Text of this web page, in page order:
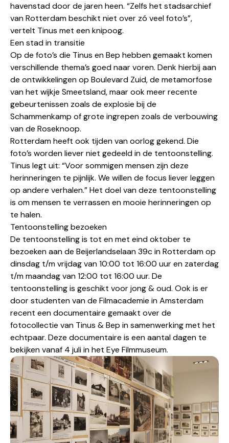
havenstad door de jaren heen. “Zelfs het stadsarchief
van Rotterdam beschikt niet over zó veel foto’s”,
vertelt Tinus met een knipoog.
Een stad in transitie
Op de foto’s die Tinus en Bep hebben gemaakt komen
verschillende thema’s goed naar voren. Denk hierbij aan
de ontwikkelingen op Boulevard Zuid, de metamorfose
van het wijkje Smeetsland, maar ook meer recente
gebeurtenissen zoals de explosie bij de
Schammenkamp of grote ingrepen zoals de verbouwing
van de Roseknoop.
Rotterdam heeft ook tijden van oorlog gekend. Die
foto’s worden liever niet gedeeld in de tentoonstelling.
Tinus legt uit: “Voor sommigen mensen zijn deze
herinneringen te pijnlijk. We willen de focus liever leggen
op andere verhalen.” Het doel van deze tentoonstelling
is om mensen te verrassen en mooie herinneringen op
te halen.
Tentoonstelling bezoeken
De tentoonstelling is tot en met eind oktober te
bezoeken aan de Beijerlandselaan 39c in Rotterdam op
dinsdag t/m vrijdag van 10:00 tot 16:00 uur en zaterdag
t/m maandag van 12:00 tot 16:00 uur. De
tentoonstelling is geschikt voor jong & oud. Ook is er
door studenten van de Filmacademie in Amsterdam
recent een documentaire gemaakt over de
fotocollectie van Tinus & Bep in samenwerking met het
echtpaar. Deze documentaire is een aantal dagen te
bekijken vanaf 4 juli in het Eye Filmmuseum.